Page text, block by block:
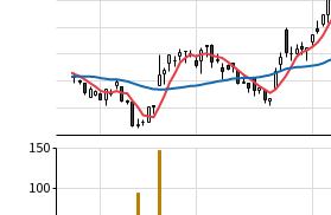
100
150